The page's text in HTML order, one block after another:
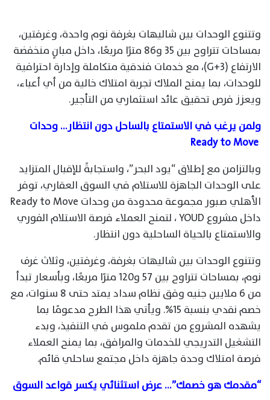
وتتنوع الوحدات بين شاليهات بغرفة نوم واحدة، وغرفتين،
بمساحات تتراوح بين 35 و86 مترًا مربعًا، داخل مبانٍ منخفضة
الارتفاع (G+3)، مع خدمات فندقية متكاملة وإدارة احترافية
للوحدات، بما يمنح الملاك تجربة امتلاك خالية من أي أعباء،
ويعزز فرص تحقيق عائد استثماري من التأجير.
ولمن يرغب في الاستمتاع بالساحل دون انتظار… وحدات
وبالتزامن مع إطلاق “يود البحر”، واستجابةً للإقبال المتزايد
على الوحدات الجاهزة للاستلام في السوق العقاري، توفر
الأهلي صبور مجموعة محدودة من وحدات Ready to Move
داخل مشروع YOUD ، لتمنح العملاء فرصة الاستلام الفوري
والاستمتاع بالحياة الساحلية دون انتظار.
وتتنوع الوحدات بين شاليهات بغرفة، وغرفتين، وثلاث غرف
نوم، بمساحات تتراوح بين 57 و120 مترًا مربعًا، وبأسعار تبدأ
من 6 ملايين جنيه وفق نظام سداد يمتد حتى 8 سنوات، مع
خصم نقدي بنسبة 15%. ويأتي هذا الطرح مدعومًا بما
يشهده المشروع من تقدم ملموس في التنفيذ، وبدء
التشغيل التدريجي للخدمات والمرافق، بما يمنح العملاء
فرصة امتلاك وحدة جاهزة داخل مجتمع ساحلي قائم.
“مقدمك هو خصمك”… عرض استثنائي يكسر قواعد السوق